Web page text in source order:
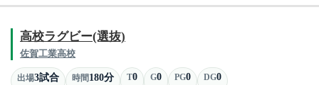
高校ラグビー(選抜)
佐賀工業高校
出場3試合 時間180分 T0 G0 PG0 DG0